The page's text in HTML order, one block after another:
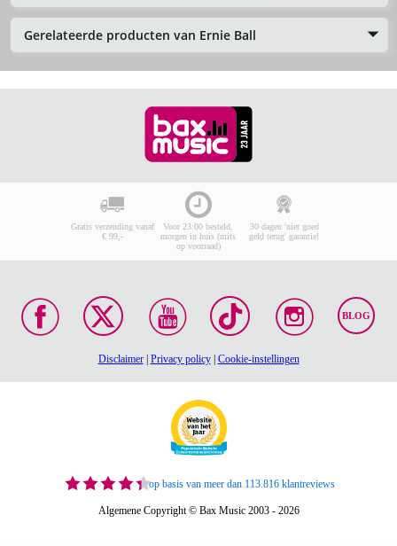
Gerelateerde producten van Ernie Ball
Gratis verzending vanaf
€ 99,-
Voor 23:00 besteld,
morgen in huis (mits
op voorraad)
30 dagen 'niet goed
geld terug' garantie!
BLOG
Disclaimer| Privacy policy| Cookie-instellingen
op basis van meer dan 113.816 klantreviews
Algemene Copyright © Bax Music 2003 - 2026